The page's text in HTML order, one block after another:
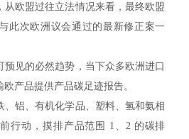
从欧盟过往立法情况来看，最终欧盟
此次欧洲议会通过的最新修正案一
预见的必然趋势，当下众多欧洲进口
产品提供产品碳足迹报告。
、铝、有机化学品、塑料、氢和氨相
行动，摸排产品范围 1、2 的碳排